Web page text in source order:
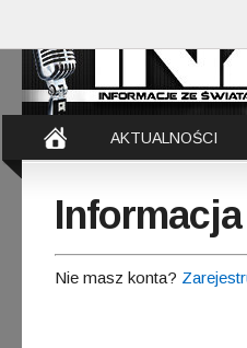
AKTUALNOŚCI
Nie masz konta?